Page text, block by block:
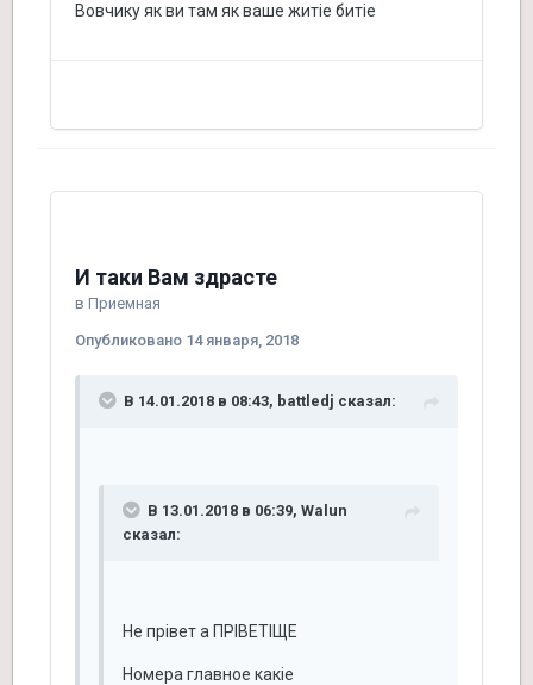
Вовчику як ви там як ваше житіе битіе
И таки Вам здрасте
в Приемная
Опубликовано 14 января, 2018
В 14.01.2018 в 08:43, battledj сказал:
В 13.01.2018 в 06:39, Walun
сказал:
Не прівет а ПРІВЕТІЩЕ
Номера главное какіе